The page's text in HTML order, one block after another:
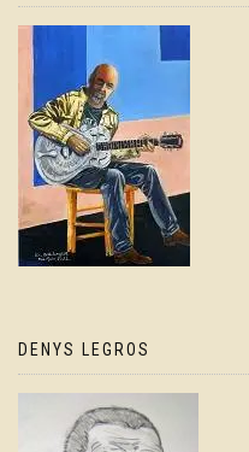
DENYS LEGROS